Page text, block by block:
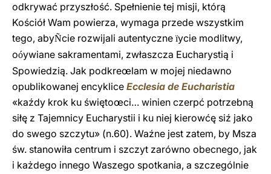
odkrywać przyszłość. Spełnienie tej misji, którą
Kościół Wam powierza, wymaga przede wszystkim
tego, abyÑcie rozwijali autentyczne ïycie modlitwy,
oóywiane sakramentami, zwłaszcza Eucharystią i
Spowiedzią. Jak podkreœlam w mojej niedawno
opublikowanej encyklice Ecclesia de Eucharistia
«kaźdy krok ku świętoœci… winien czerpć potrzebną
siłę z Tajemnicy Eucharystii i ku niej kierowćę siź jako
do swego szczytu» (n.60). Waźne jest zatem, by Msza
św. stanowiła centrum i szczyt zarówno obecnego, jak
i każdego innego Waszego spotkania, a szczególnie